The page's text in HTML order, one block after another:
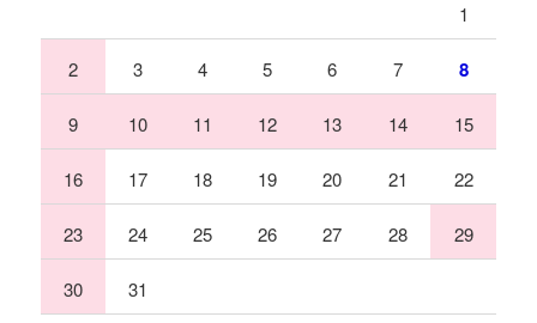
〒673-1324 兵庫県加東市新定315番地
1
2 3 4 5 6 7 8
9 10 11 12 13 14 15
16 17 18 19 20 21 22
23 24 25 26 27 28 29
30 31